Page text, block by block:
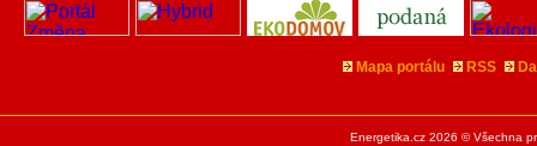
Mapa portálu RSS
Energetika.cz 2026 © Všechna